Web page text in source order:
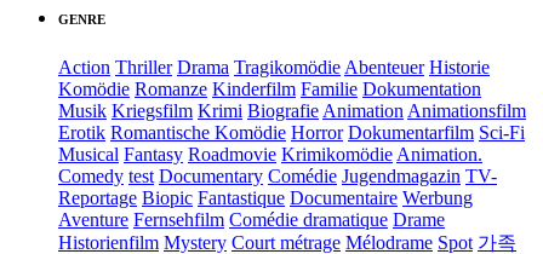
GENRE
Action Thriller Drama Tragikomödie Abenteuer Historie
Komödie Romanze Kinderfilm Familie Dokumentation
Musik Kriegsfilm Krimi Biografie Animation Animationsfilm
Erotik Romantische Komödie Horror Dokumentarfilm Sci-Fi
Musical Fantasy Roadmovie Krimikomödie Animation.
Comedy test Documentary Comédie Jugendmagazin TV-
Reportage Biopic Fantastique Documentaire Werbung
Aventure Fernsehfilm Comédie dramatique Drame
Historienfilm Mystery Court métrage Mélodrame Spot 가족